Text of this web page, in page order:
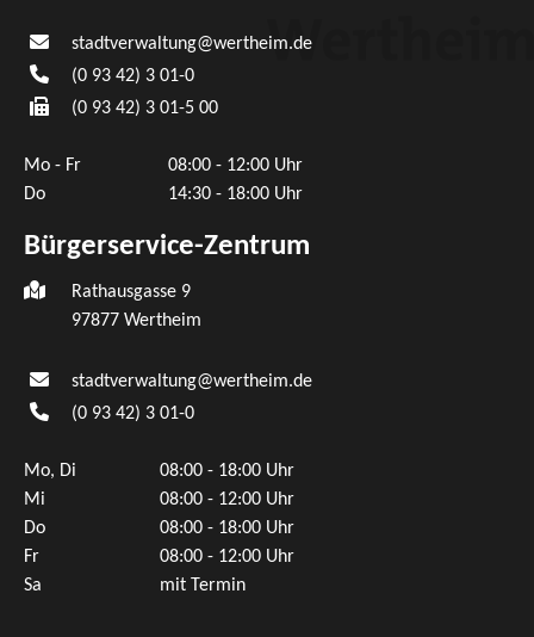
stadtverwaltung@wertheim.de
(0 93 42) 3 01-0
(0 93 42) 3 01-5 00
Mo - Fr
08:00 - 12:00 Uhr
Do
14:30 - 18:00 Uhr
Bürgerservice-Zentrum
Rathausgasse 9
97877 Wertheim
stadtverwaltung@wertheim.de
(0 93 42) 3 01-0
Mo, Di
08:00 - 18:00 Uhr
Mi
08:00 - 12:00 Uhr
Do
08:00 - 18:00 Uhr
Fr
08:00 - 12:00 Uhr
Sa
mit Termin